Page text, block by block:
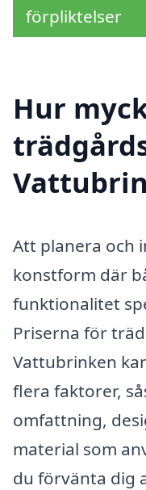
förpliktelser
Hur
Att planera och
konstform där
funktionalitet
Priserna för
Vattubrinken
flera faktorer,
omfattning,
material som
du förvänta dig